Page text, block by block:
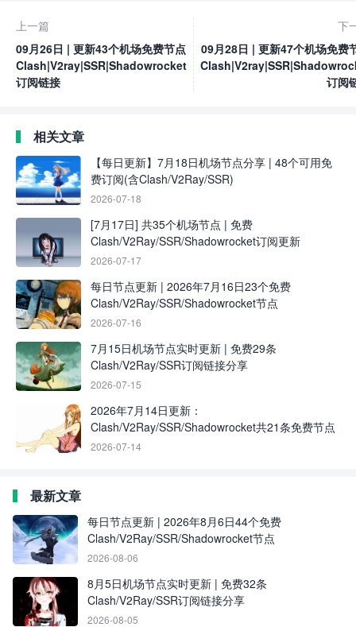
上一篇
09月26日 | 更新43个机场免费节点
Clash|V2ray|SSR|Shadowrocket
订阅链接
下
09月28日 | 更新47个机场免费
订阅
相关文章
【每日更新】7月18日机场节点分享 | 48个可用免
费订阅(含Clash/V2Ray/SSR)
2026-07-18
[7月17日] 共35个机场节点 | 免费
Clash/V2Ray/SSR/Shadowrocket订阅更新
2026-07-17
每日节点更新 | 2026年7月16日23个免费
Clash/V2Ray/SSR/Shadowrocket节点
2026-07-16
7月15日机场节点实时更新 | 免费29条
Clash/V2Ray/SSR订阅链接分享
2026-07-15
2026年7月14日更新：
Clash/V2Ray/SSR/Shadowrocket共21条免费节点
2026-07-14
最新文章
每日节点更新 | 2026年8月6日44个免费
Clash/V2Ray/SSR/Shadowrocket节点
2026-08-06
8月5日机场节点实时更新 | 免费32条
Clash/V2Ray/SSR订阅链接分享
2026-08-05